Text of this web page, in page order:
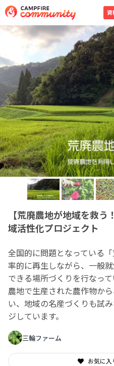
資
【荒廃農地が地域を救
域活性化プロジェクト
全国的に問題となっている
率的に再生しながら、一般
できる場所づくりを行なっ
農地で生産された農作物か
い、地域の名産づくりも試
ジしています。
三輪ファーム
お気に入